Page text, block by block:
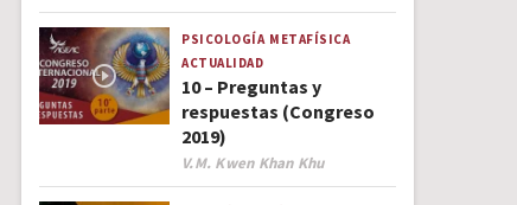
PSICOLOGÍA METAFÍSICA
ACTUALIDAD
10 – Preguntas y
respuestas (Congreso
2019)
Author
V.M. Kwen Khan Khu